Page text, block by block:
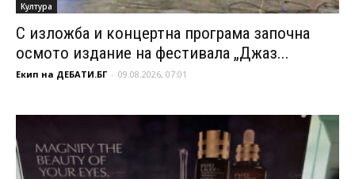
Култура
С изложба и концертна програма започна
осмото издание на фестивала „Джаз...
Екип на ДЕБАТИ.БГ - 09.08.2026, 07:01